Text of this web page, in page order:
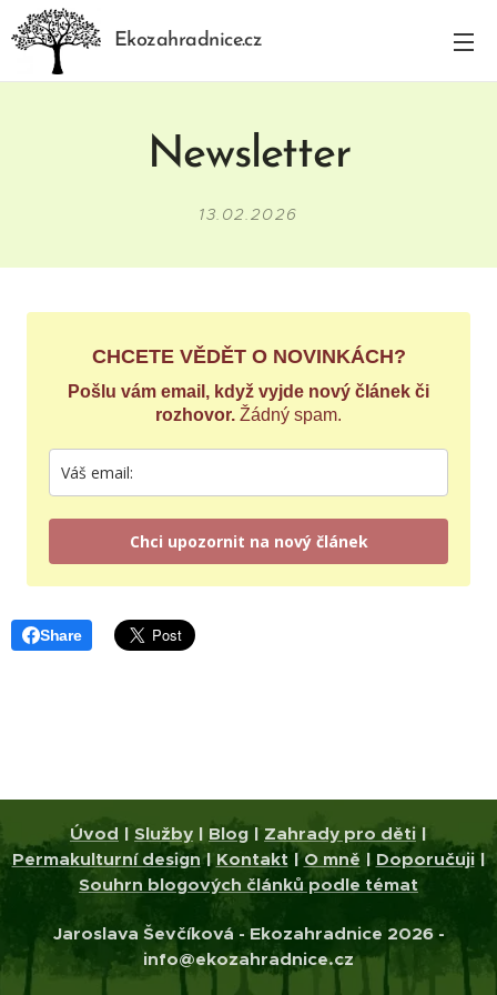
Ekozahradnice.cz
Newsletter
13.02.2026
CHCETE VĚDĚT O NOVINKÁCH?
Pošlu vám email, když vyjde nový článek či
rozhovor. Žádný spam.
Chci upozornit na nový článek
Share
Úvod | Služby | Blog | Zahrady pro děti |
Permakulturní design|Kontakt|O mně | Doporučuji|
Souhrn blogových článků podle témat
Jaroslava Ševčíková - Ekozahradnice 2026 -
info@ekozahradnice.cz